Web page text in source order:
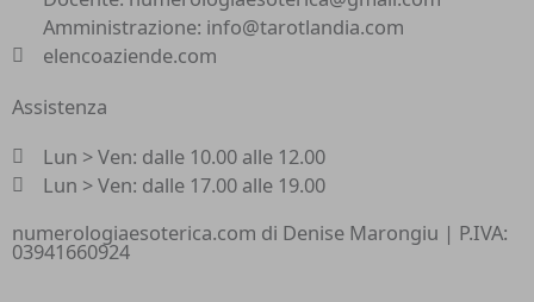
Amministrazione: info@tarotlandia.com
elencoaziende.com
Assistenza
Lun > Ven: dalle 10.00 alle 12.00
Lun > Ven: dalle 17.00 alle 19.00
numerologiaesoterica.com di Denise Marongiu | P.IVA:
03941660924